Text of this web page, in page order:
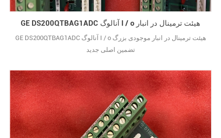
GE DS200QTBAG1ADC آنالوگ I / o هیئت ترمینال در انبار
GE DS200QTBAG1ADC آنالوگ I / o هیئت ترمینال در انبار موجودی بزرگ
تضمین اصلی جدید